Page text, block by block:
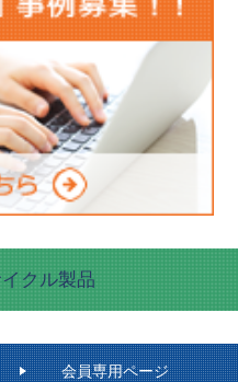
クル製品
会員専用ページ